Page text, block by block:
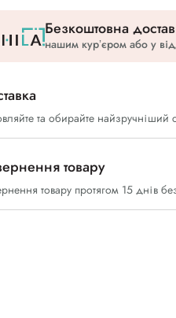
Безкоштовна
нашим курʼєром або у
та обирайте найзручніший
товару
товару протягом 15 днів